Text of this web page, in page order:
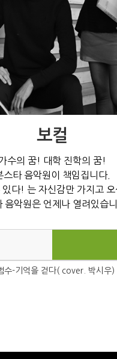
보컬
수의 꿈! 대학 진학의 꿈!
스타 음악원이 책임집니다.
있다! 는 자신감만 가지고 오
음악원은 언제나 열려있습
수-기억을 걷다( cover. 박시우)